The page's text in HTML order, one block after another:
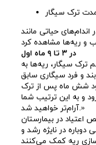
ترک سیگار
حیاتی مانند
در ۳ تا ۹ ماه اول
ترک سیگار، ریه‌ها به
و فرد سیگاری سابق
شش ماه پس از ترک
و به این ترتیب شما
آرام‌تر خواهید شد.»
اعتیاد در بیمارستان
در نایژه رشد و